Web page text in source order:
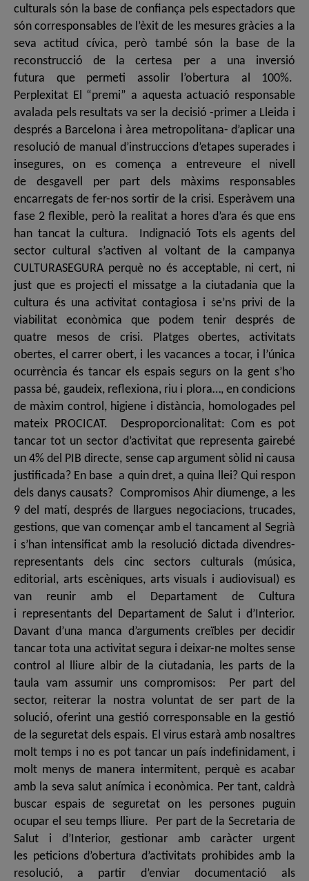
culturals són la base de confiança pels espectadors que
són corresponsables de l’èxit de les mesures gràcies a la
seva actitud cívica, però també són la base de la
reconstrucció de la certesa per a una inversió
futura que permeti assolir l’obertura al 100%.
Perplexitat El “premi” a aquesta actuació responsable
avalada pels resultats va ser la decisió -primer a Lleida i
després a Barcelona i àrea metropolitana- d’aplicar una
resolució de manual d’instruccions d’etapes superades i
insegures, on es comença a entreveure el nivell
de desgavell per part dels màxims responsables
encarregats de fer-nos sortir de la crisi. Esperàvem una
fase 2 flexible, però la realitat a hores d’ara és que ens
han tancat la cultura. Indignació Tots els agents del
sector cultural s’activen al voltant de la campanya
CULTURASEGURA perquè no és acceptable, ni cert, ni
just que es projecti el missatge a la ciutadania que la
cultura és una activitat contagiosa i se’ns privi de la
viabilitat econòmica que podem tenir després de
quatre mesos de crisi. Platges obertes, activitats
obertes, el carrer obert, i les vacances a tocar, i l’única
ocurrència és tancar els espais segurs on la gent s’ho
passa bé, gaudeix, reflexiona, riu i plora…, en condicions
de màxim control, higiene i distància, homologades pel
mateix PROCICAT. Desproporcionalitat: Com es pot
tancar tot un sector d’activitat que representa gairebé
un 4% del PIB directe, sense cap argument sòlid ni causa
justificada? En base a quin dret, a quina llei? Qui respon
dels danys causats? Compromisos Ahir diumenge, a les
9 del matí, després de llargues negociacions, trucades,
gestions, que van començar amb el tancament al Segrià
i s’han intensificat amb la resolució dictada divendres-
representants dels cinc sectors culturals (música,
editorial, arts escèniques, arts visuals i audiovisual) es
van reunir amb el Departament de Cultura
i representants del Departament de Salut i d’Interior.
Davant d’una manca d’arguments creïbles per decidir
tancar tota una activitat segura i deixar-ne moltes sense
control al lliure albir de la ciutadania, les parts de la
taula vam assumir uns compromisos: Per part del
sector, reiterar la nostra voluntat de ser part de la
solució, oferint una gestió corresponsable en la gestió
de la seguretat dels espais. El virus estarà amb nosaltres
molt temps i no es pot tancar un país indefinidament, i
molt menys de manera intermitent, perquè es acabar
amb la seva salut anímica i econòmica. Per tant, caldrà
buscar espais de seguretat on les persones puguin
ocupar el seu temps lliure. Per part de la Secretaria de
Salut i d’Interior, gestionar amb caràcter urgent
les peticions d’obertura d’activitats prohibides amb la
resolució, a partir d’enviar documentació als